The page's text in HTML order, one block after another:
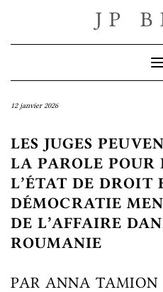
JP
12 janvier 2026
LES JUGES
LA PAROLE POUR
L’ÉTAT DE DROIT
DÉMOCRATIE
DE L’AFFAIRE
ROUMANIE
PAR ANNA TAMION